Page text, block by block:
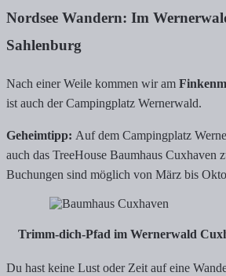
Nordsee Wandern: Im
Sahlenburg
Nach einer Weile kommen wir am
ist auch der Campingplatz Wernerwald.
Geheimtipp: Auf dem Campingplatz
auch das TreeHouse Baumhaus Cuxhaven
Buchungen sind möglich von März bis
Trimm-dich-Pfad im Wernerwald
Du hast keine Lust oder Zeit auf eine